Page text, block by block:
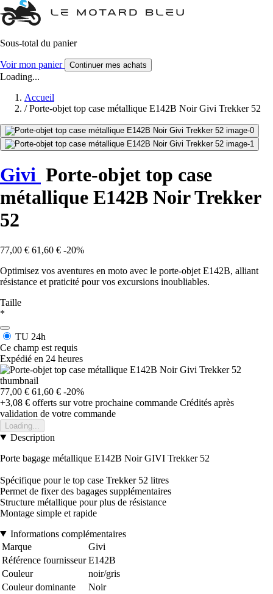
Sous-total du panier
Voir mon panier Continuer mes achats
Loading...
Accueil
/ Porte-objet top case métallique E142B Noir Givi Trekker 52
Givi Porte-objet top case
métallique E142B Noir Trekker
52
77,00 € 61,60 € -20%
Optimisez vos aventures en moto avec le porte-objet E142B, alliant
résistance et praticité pour vos excursions inoubliables.
Taille
*
TU 24h
Ce champ est requis
Expédié en 24 heures
77,00 € 61,60 € -20%
+3,08 € offerts sur votre prochaine commande Crédités après
validation de votre commande
Loading...
Description
Porte bagage métallique E142B Noir GIVI Trekker 52
Spécifique pour le top case Trekker 52 litres
Permet de fixer des bagages supplémentaires
Structure métallique pour plus de résistance
Montage simple et rapide
Informations complémentaires
Marque
Givi
Référence fournisseur E142B
Couleur
noir/gris
Couleur dominante
Noir